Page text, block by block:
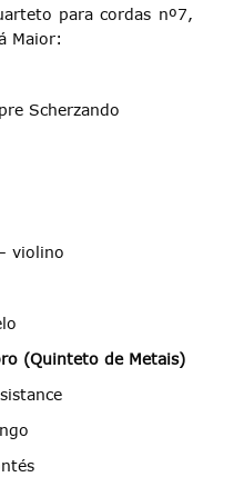
para cordas nº7,
Maior:
Scherzando
violino
(Quinteto de Metais)